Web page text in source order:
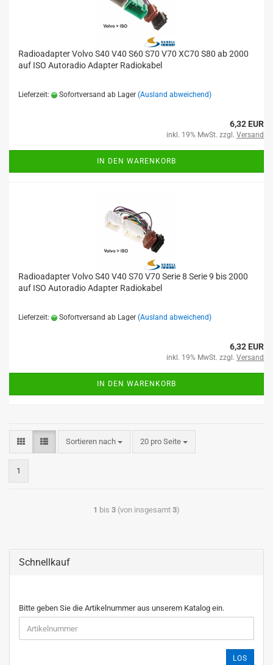
Radioadapter Volvo S40 V40 S60 S70 V70 XC70 S80 ab 2000
auf ISO Autoradio Adapter Radiokabel
Lieferzeit: Sofortversand ab Lager (Ausland abweichend)
6,32 EUR
inkl. 19% MwSt. zzgl. Versand
IN DEN WARENKORB
Radioadapter Volvo S40 V40 S70 V70 Serie 8 Serie 9 bis 2000
auf ISO Autoradio Adapter Radiokabel
Lieferzeit: Sofortversand ab Lager (Ausland abweichend)
6,32 EUR
inkl. 19% MwSt. zzgl. Versand
IN DEN WARENKORB
Sortieren nach 20 pro Seite
1
1 bis 3 (von insgesamt 3)
Schnellkauf
Bitte geben Sie die Artikelnummer aus unserem Katalog ein.
LOS